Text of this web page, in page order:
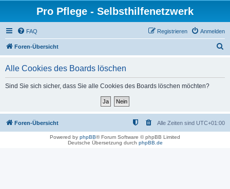
Pro Pflege - Selbsthilfenetzwerk
FAQ Anmelden
Registrieren
Foren-Übersicht
Alle Cookies des Boards löschen
Sind Sie sich sicher, dass Sie alle Cookies des Boards löschen möchten?
Foren-Übersicht Alle Zeiten sind UTC+01:00
Powered by phpBB® Forum Software © phpBB Limited
Deutsche Übersetzung durch phpBB.de